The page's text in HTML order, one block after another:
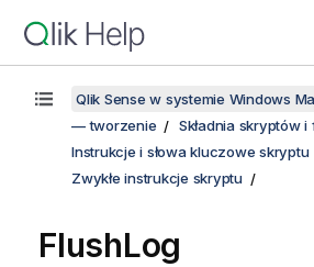
Qlik Sense w systemie Windows
— tworzenie
Składnia skryptów
Instrukcje i słowa kluczowe skryptu
Zwykłe instrukcje skryptu
FlushLog